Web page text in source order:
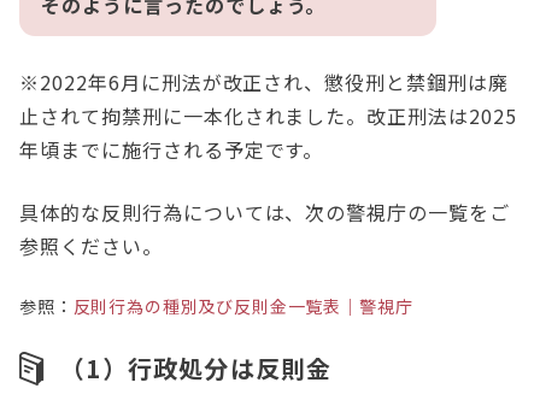
※2022年6月に刑法が改正され、懲役刑と禁錮刑は廃
止されて拘禁刑に一本化されました。改正刑法は2025
年頃までに施行される予定です。
具体的な反則行為については、次の警視庁の一覧をご
参照ください。
参照： 反則行為の種別及び反則金一覧表｜警視庁
（1）行政処分は反則金